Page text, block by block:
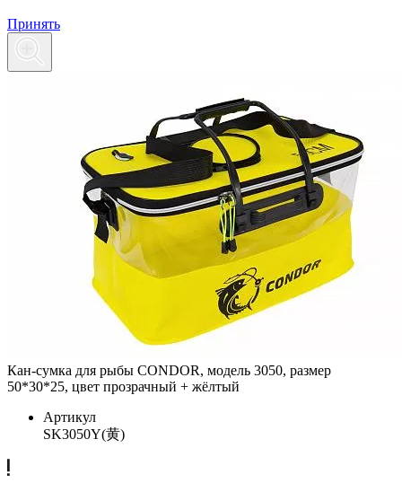
Принять
Кан-сумка для рыбы CONDOR, модель 3050, размер
50*30*25, цвет прозрачный + жёлтый
Артикул
SK3050Y(黄)